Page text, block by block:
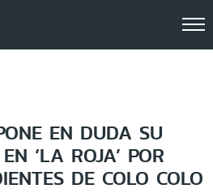
EN DUDA SU
‘LA ROJA’ POR
DE COLO COLO